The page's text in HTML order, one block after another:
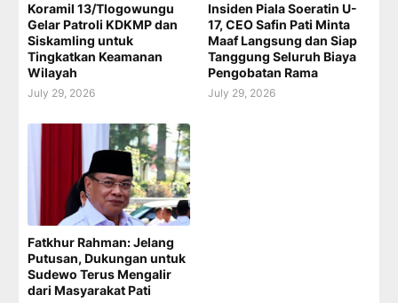
Koramil 13/Tlogowungu
Gelar Patroli KDKMP dan
Siskamling untuk
Tingkatkan Keamanan
Wilayah
July 29, 2026
Insiden Piala Soeratin U-
17, CEO Safin Pati Minta
Maaf Langsung dan Siap
Tanggung Seluruh Biaya
Pengobatan Rama
July 29, 2026
Fatkhur Rahman: Jelang
Putusan, Dukungan untuk
Sudewo Terus Mengalir
dari Masyarakat Pati